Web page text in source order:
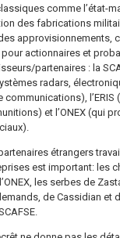
comme l’état-
des fabrications
approvisionnements,
pour actionnaires et
partenaires : la
radars,
l’ERIS
et l’ONEX (qui
étrangers
est important: les
les serbes de
de Cassidian et